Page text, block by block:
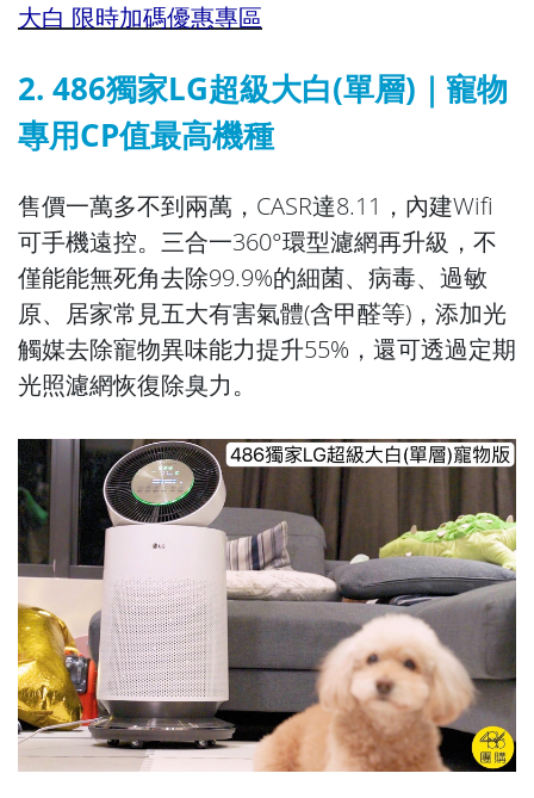
大白 限時加碼優惠專區
2. 486獨家LG超級大白(單層)｜寵物
專用CP值最高機種
售價一萬多不到兩萬，CASR達8.11，內建Wifi
可手機遠控。三合一360°環型濾網再升級，不
僅能能無死角去除99.9%的細菌、病毒、過敏
原、居家常見五大有害氣體(含甲醛等)，添加光
觸媒去除寵物異味能力提升55%，還可透過定期
光照濾網恢復除臭力。